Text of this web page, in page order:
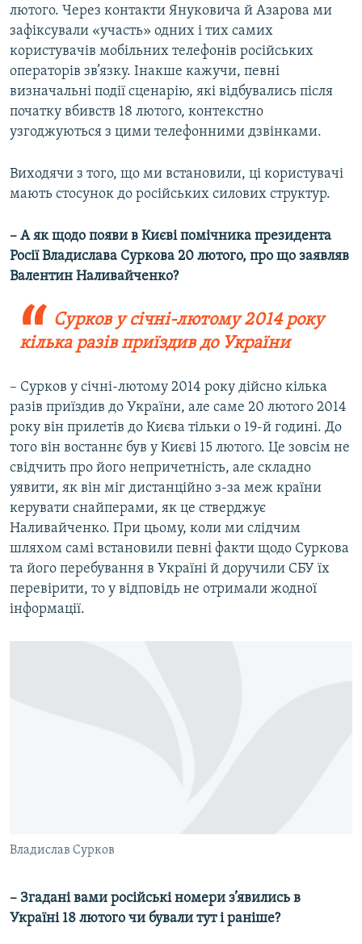
лютого. Через контакти Януковича й Азарова ми
зафіксували «участь» одних і тих самих
користувачів мобільних телефонів російських
операторів зв’язку. Інакше кажучи, певні
визначальні події сценарію, які відбувались після
початку вбивств 18 лютого, контекстно
узгоджуються з цими телефонними дзвінками.
Виходячи з того, що ми встановили, ці користувачі
мають стосунок до російських силових структур.
– А як щодо появи в Києвіпомічника президента
Росії Владислава Суркова 20 лютого, про що заявляв
Валентин Наливайченко?
Сурков у січні-лютому 2014 року
кілька разів приїздив до України
– Сурков у січні-лютому 2014 року дійсно кілька
разів приїздив до України, але саме 20 лютого 2014
року він прилетів до Києва тільки о 19-й годині. До
того він востаннє був у Києві 15 лютого. Це зовсім не
свідчить про його непричетність, але складно
уявити, як він міг дистанційно з-за меж країни
керувати снайперами, як це стверджує
Наливайченко. При цьому, коли ми слідчим
шляхом самі встановили певні факти щодо Суркова
та його перебування в Україні й доручили СБУ їх
перевірити, то у відповідь не отримали жодної
інформації.
Владислав Сурков
– Згадані вами російські номери з’явились в
Україні 18 лютого чи бували тут і раніше?